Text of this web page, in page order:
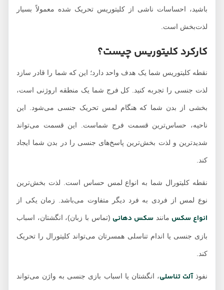
باشید، احساسات ناشی از کلیتوریس تحریک شده معمولاً بسیار
لذت‌بخش است.
کارکرد کلیتوریس چیست؟
نقطه کلیتوریس شما یک هدف واحد دارد؛ این که شما را قادر سازد
لذت جنسی را تجربه کنید. کل فرج شما یک منطقه اروژنی است،
بخشی از بدن شما که هنگام لمس تحریک جنسی می‌شود. این
ناحیه، حساس‌ترین قسمت فرج شماست. این قسمت می‌تواند
شدیدترین و لذت بخش‌ترین پاسخ‌های جنسی را در بدن شما ایجاد
نقطه کلیتورال شما به انواع لمس حساس است. لذت بخش‌ترین
نوع لمس از فردی به فرد دیگر متفاوت می‌باشد. زمان یکی از
انواع سکسمانندسکس دهانی(تماس با زبان)، انگشتان، اسباب
بازی جنسی یا اندام تناسلی همسرتان می‌تواند کلیتورال را تحریک
آلت تناسلی، انگشتان یا اسباب بازی جنسی به واژن می‌تواند